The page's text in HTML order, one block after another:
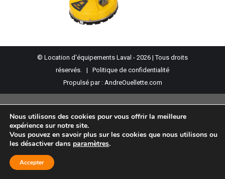
© Location d'équipements Laval - 2026 | Tous droits
réservés. | Politique de confidentialité
Propulsé par : AndreOuellette.com
Nous utilisons des cookies pour vous offrir la meilleure
expérience sur notre site.
Vous pouvez en savoir plus sur les cookies que nous utilisons ou
les désactiver dans paramètres.
Accepter